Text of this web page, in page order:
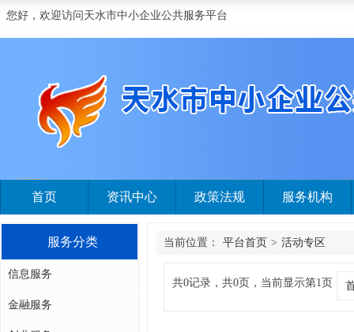
您好，欢迎访问天水市中小企业公共服务平台
首页 资讯中心 政策法规 服务机构
服务分类
信息服务
金融服务
当前位置： 平台首页 > 活动专区
共0记录，共0页，当前显示第1页